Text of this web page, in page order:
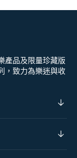
產品及限量珍藏版
，致力為樂迷與收